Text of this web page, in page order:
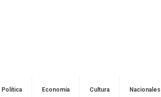
Política Economía Cultura Nacionales